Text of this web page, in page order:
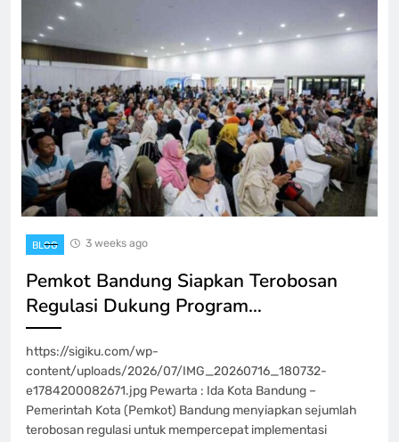
BLOG 3 weeks ago
Pemkot Bandung Siapkan Terobosan
Regulasi Dukung Program…
https://sigiku.com/wp-
content/uploads/2026/07/IMG_20260716_180732-
e1784200082671.jpg Pewarta : Ida Kota Bandung –
Pemerintah Kota (Pemkot) Bandung menyiapkan sejumlah
terobosan regulasi untuk mempercepat implementasi